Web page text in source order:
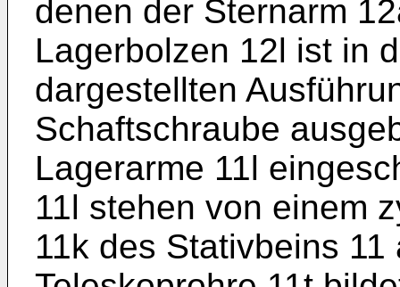
denen der Sternarm
Lagerbolzen 12l ist in
dargestellten
Schaftschraube
Lagerarme 11l
11l stehen von einem
11k des Stativbeins